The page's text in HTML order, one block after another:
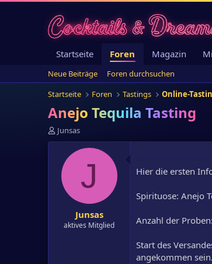
Startseite Foren Magazin
Neue Beiträge
Foren durchsuchen
Startseite
Foren Tastings Online-
Anejo Tequila Tasting
E
r
Junsas
J
Junsas
aktives Mitglied
Hier die ersten
Spirituose: Anejo
Anzahl der
Start des
angekommen sein.